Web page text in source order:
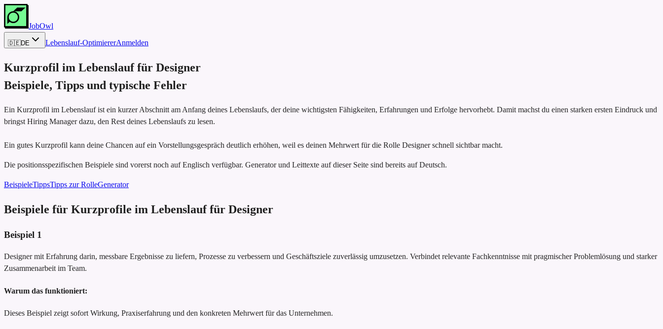
JobOwl
🇩🇪DE Lebenslauf-OptimiererAnmelden
Kurzprofil im Lebenslauf für Designer
Beispiele, Tipps und typische Fehler
Ein Kurzprofil im Lebenslauf ist ein kurzer Abschnitt am Anfang deines Lebenslaufs, der deine wichtigsten Fähigkeiten, Erfahrungen und Erfolge hervorhebt. Damit machst du einen starken ersten Eindruck und
bringst Hiring Manager dazu, den Rest deines Lebenslaufs zu lesen.
Ein gutes Kurzprofil kann deine Chancen auf ein Vorstellungsgespräch deutlich erhöhen, weil es deinen Mehrwert für die Rolle Designer schnell sichtbar macht.
Die positionsspezifischen Beispiele sind vorerst noch auf Englisch verfügbar. Generator und Leittexte auf dieser Seite sind bereits auf Deutsch.
BeispieleTippsTipps zur RolleGenerator
Beispiele für Kurzprofile im Lebenslauf für Designer
Beispiel 1
Designer mit Erfahrung darin, messbare Ergebnisse zu liefern, Prozesse zu verbessern und Geschäftsziele zuverlässig umzusetzen. Verbindet relevante Fachkenntnisse mit pragmischer Problemlösung und starker
Zusammenarbeit im Team.
Warum das funktioniert:
Dieses Beispiel zeigt sofort Wirkung, Praxiserfahrung und den konkreten Mehrwert für das Unternehmen.